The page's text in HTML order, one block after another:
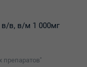
в, в/м 1 000мг